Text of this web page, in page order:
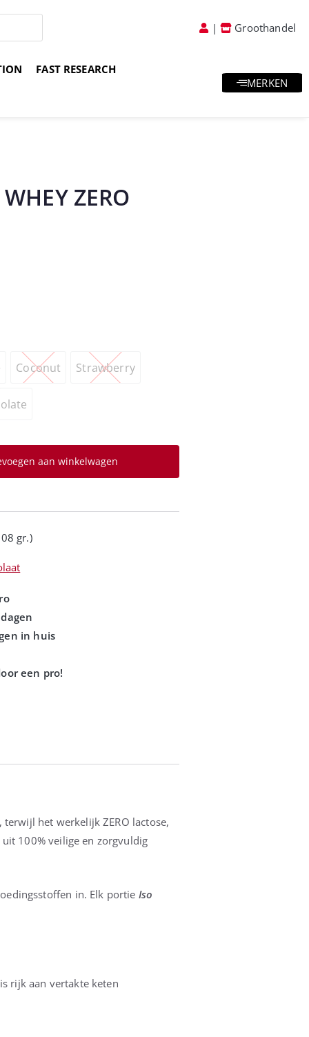
| Groothandel
FAST RESEARCH
MERKEN
ZERO
Coconut Strawberry
aan winkelwagen
gr.)
het werkelijk ZERO lactose,
uit 100% veilige en zorgvuldig
in. Elk portie Iso
rijk aan vertakte keten